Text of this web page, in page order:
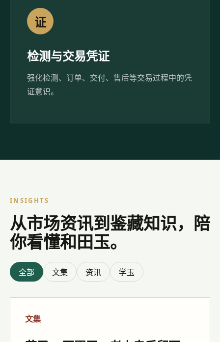
证
检测与交易凭证
强化检测、订单、交付、售后等交易过程中的凭
证意识。
INSIGHTS
从市场资讯到鉴藏知识，陪
你看懂和田玉。
全部 文集 资讯 学玉
文集